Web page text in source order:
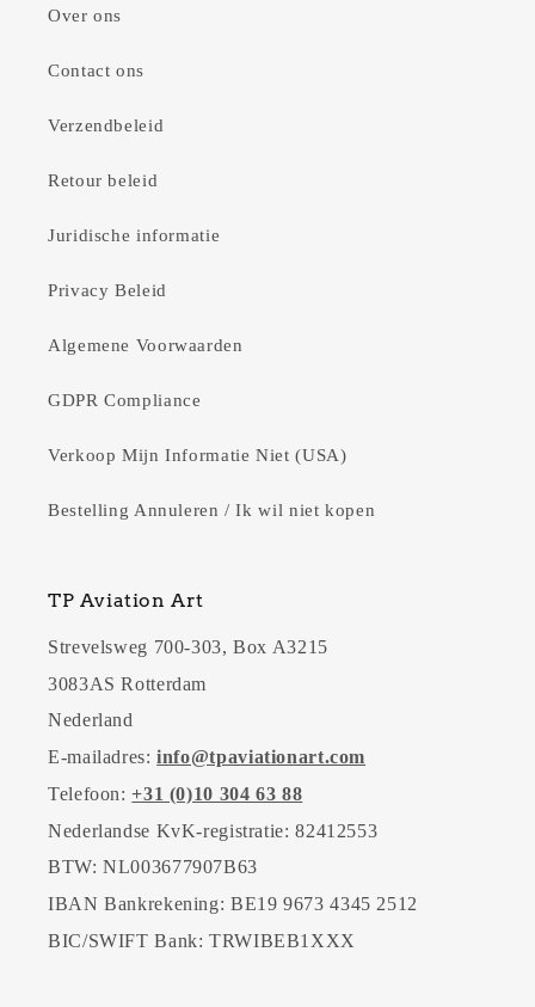
Over ons
Contact ons
Verzendbeleid
Retour beleid
Juridische informatie
Privacy Beleid
Algemene Voorwaarden
GDPR Compliance
Verkoop Mijn Informatie Niet (USA)
Bestelling Annuleren / Ik wil niet kopen
TP Aviation Art
Strevelsweg 700-303, Box A3215
3083AS Rotterdam
Nederland
E-mailadres: info@tpaviationart.com
Telefoon:+31 (0)10 304 63 88
Nederlandse KvK-registratie: 82412553
BTW: NL003677907B63
IBAN Bankrekening: BE19 9673 4345 2512
BIC/SWIFT Bank: TRWIBEB1XXX